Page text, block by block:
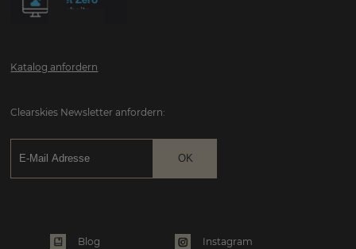
Katalog anfordern
Clearskies Newsletter anfordern:
Blog Instagram